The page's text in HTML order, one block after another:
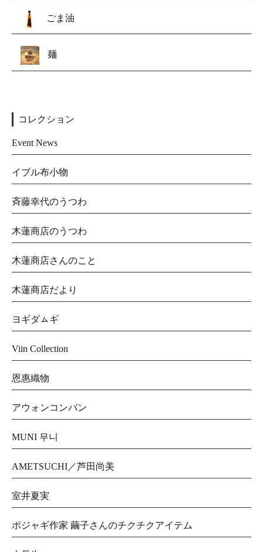
ごま油
麺
コレクション
Event News
イブル布小物
斉藤幸代のうつわ
木蓮商店のうつわ
木蓮商店さんのこと
木蓮商店だより
ヨギダㇺギ
Viin Collection
恩惠織物
アウォンコンバン
MUNI 무니
AMETSUCHI／芦田尚美
室井夏実
ポジャギ作家 繭子さんのチクチクアイテム